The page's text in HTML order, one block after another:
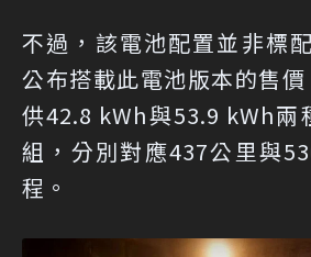
不過，該電池配置並非標
公布搭載此電池版本的售
供42.8 kWh與53.9 kWh兩
組，分別對應437公里與
程。